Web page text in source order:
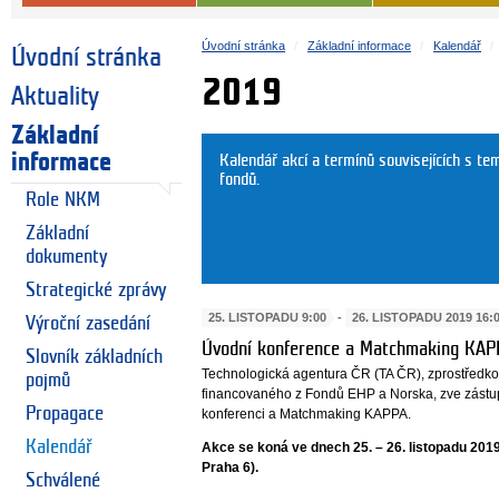
Úvodní stránka
Aktuality
Základní
informace
Role NKM
Základní
dokumenty
Strategické zprávy
Výroční zasedání
Slovník základních
pojmů
Propagace
Kalendář
Schválené
Úvodní stránka Základní informace Kalendář
2019
Kalendář akcí a termínů souvisejících s
fondů.
25. LISTOPADU 9:00 - 26. LISTOPADU 2019
Úvodní konference a Matchmaking
Technologická agentura ČR (TA ČR),
financovaného z Fondů EHP a Norska, zve
konferenci a Matchmaking KAPPA.
Akce se koná ve dnech 25. – 26. listopadu
Praha 6).